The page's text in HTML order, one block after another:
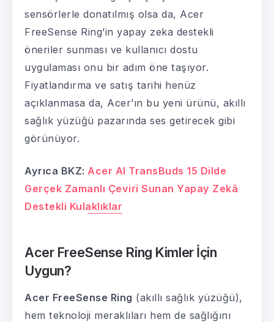
sensörlerle donatılmış olsa da, Acer
FreeSense Ring’in yapay zeka destekli
öneriler sunması ve kullanıcı dostu
uygulaması onu bir adım öne taşıyor.
Fiyatlandırma ve satış tarihi henüz
açıklanmasa da, Acer’ın bu yeni ürünü, akıllı
sağlık yüzüğü pazarında ses getirecek gibi
görünüyor.
Ayrıca BKZ: Acer AI TransBuds 15 Dilde
Gerçek Zamanlı Çeviri Sunan Yapay Zekâ
Destekli Kulaklıklar
Acer FreeSense Ring Kimler İçin
Uygun?
Acer FreeSense Ring (akıllı sağlık yüzüğü),
hem teknoloji meraklıları hem de sağlığını